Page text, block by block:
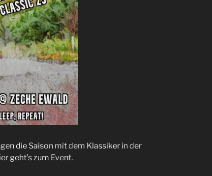
die Saison mit dem Klassiker in der
geht’s zum Event.